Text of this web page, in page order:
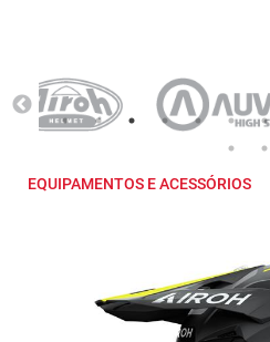
EQUIPAMENTOS E ACESSÓRIOS